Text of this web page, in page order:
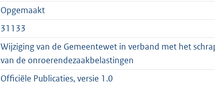
s
r
o
o
t
d
g
r
o
o
Opgemaakt
31133
Wijziging van de Gemeentewet in verband met het
van de onroerendezaakbelastingen
Officiële Publicaties, versie 1.0